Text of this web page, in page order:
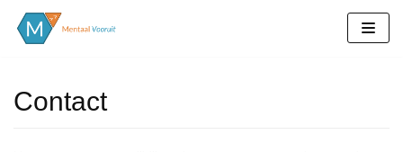
Meteen
de
inhoud
Contact